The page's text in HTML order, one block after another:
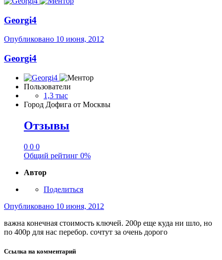
Georgi4
Опубликовано 10 июня, 2012
Georgi4
Пользователи
1,3 тыс
Город Дофига от Москвы
Отзывы
0 0 0
Общий рейтинг 0%
Автор
Поделиться
Опубликовано 10 июня, 2012
важна конечная стоимость ключей. 200р еще куда ни шло, но
по 400р для нас перебор. сочтут за очень дорого
Ссылка на комментарий